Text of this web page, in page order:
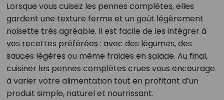
Lorsque vous cuisez les pennes complètes, elles
gardent une texture ferme et un goût légèrement
noisette très agréable. Il est facile de les intégrer à
vos recettes préférées : avec des légumes, des
sauces légères ou même froides en salade. Au final,
cuisiner les pennes complètes crues vous encourage
à varier votre alimentation tout en profitant d’un
produit simple, naturel et nourrissant.